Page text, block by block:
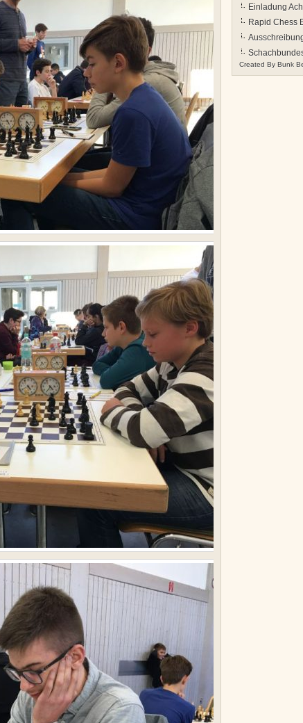
Einladung
Rapid Chess
Created By Bunk